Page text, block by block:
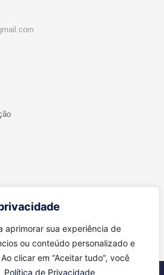
aprimorar sua experiência de
ou conteúdo personalizado e
clicar em “Aceitar tudo”, você
Política de Privacidade